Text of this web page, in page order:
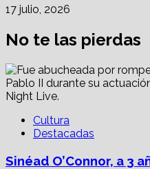
17 julio, 2026
No te las pierdas
Cultura
Destacadas
Sinéad O’Connor, a 3